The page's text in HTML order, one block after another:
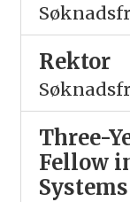
Rektor
Three-
Fellow